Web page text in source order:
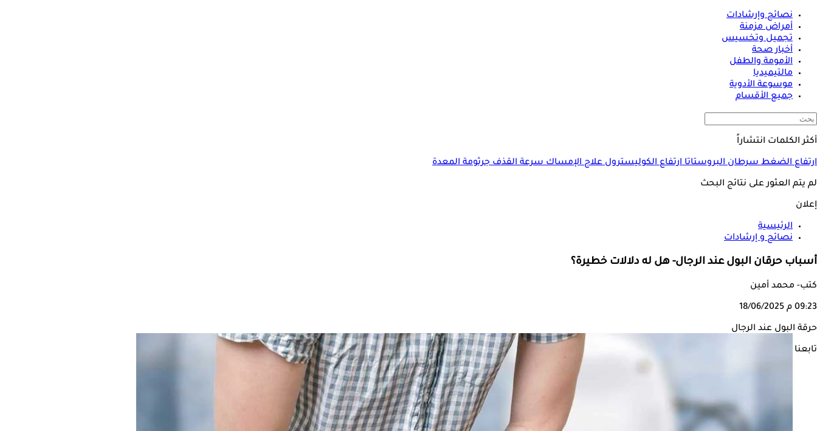
نصائح وإرشادات
أمراض مزمنة
تجميل وتخسيس
أخبار صحة
الأمومة والطفل
مالتيميديا
موسوعة الأدوية
جميع الأقسام
أكثر الكلمات انتشاراً
ارتفاع الضغطسرطان البروستاتاارتفاع الكوليسترولعلاج الإمساكسرعة القذفجرثومة المعدة
لم يتم العثور على نتائج البحث
إعلان
الرئيسية
نصائح و إرشادات
أسباب حرقان البول عند الرجال- هل له دلالات خطيرة؟
كتب- محمد أمين
09:23 م 18/06/2025
حرقة البول عند الرجال
تابعنا على